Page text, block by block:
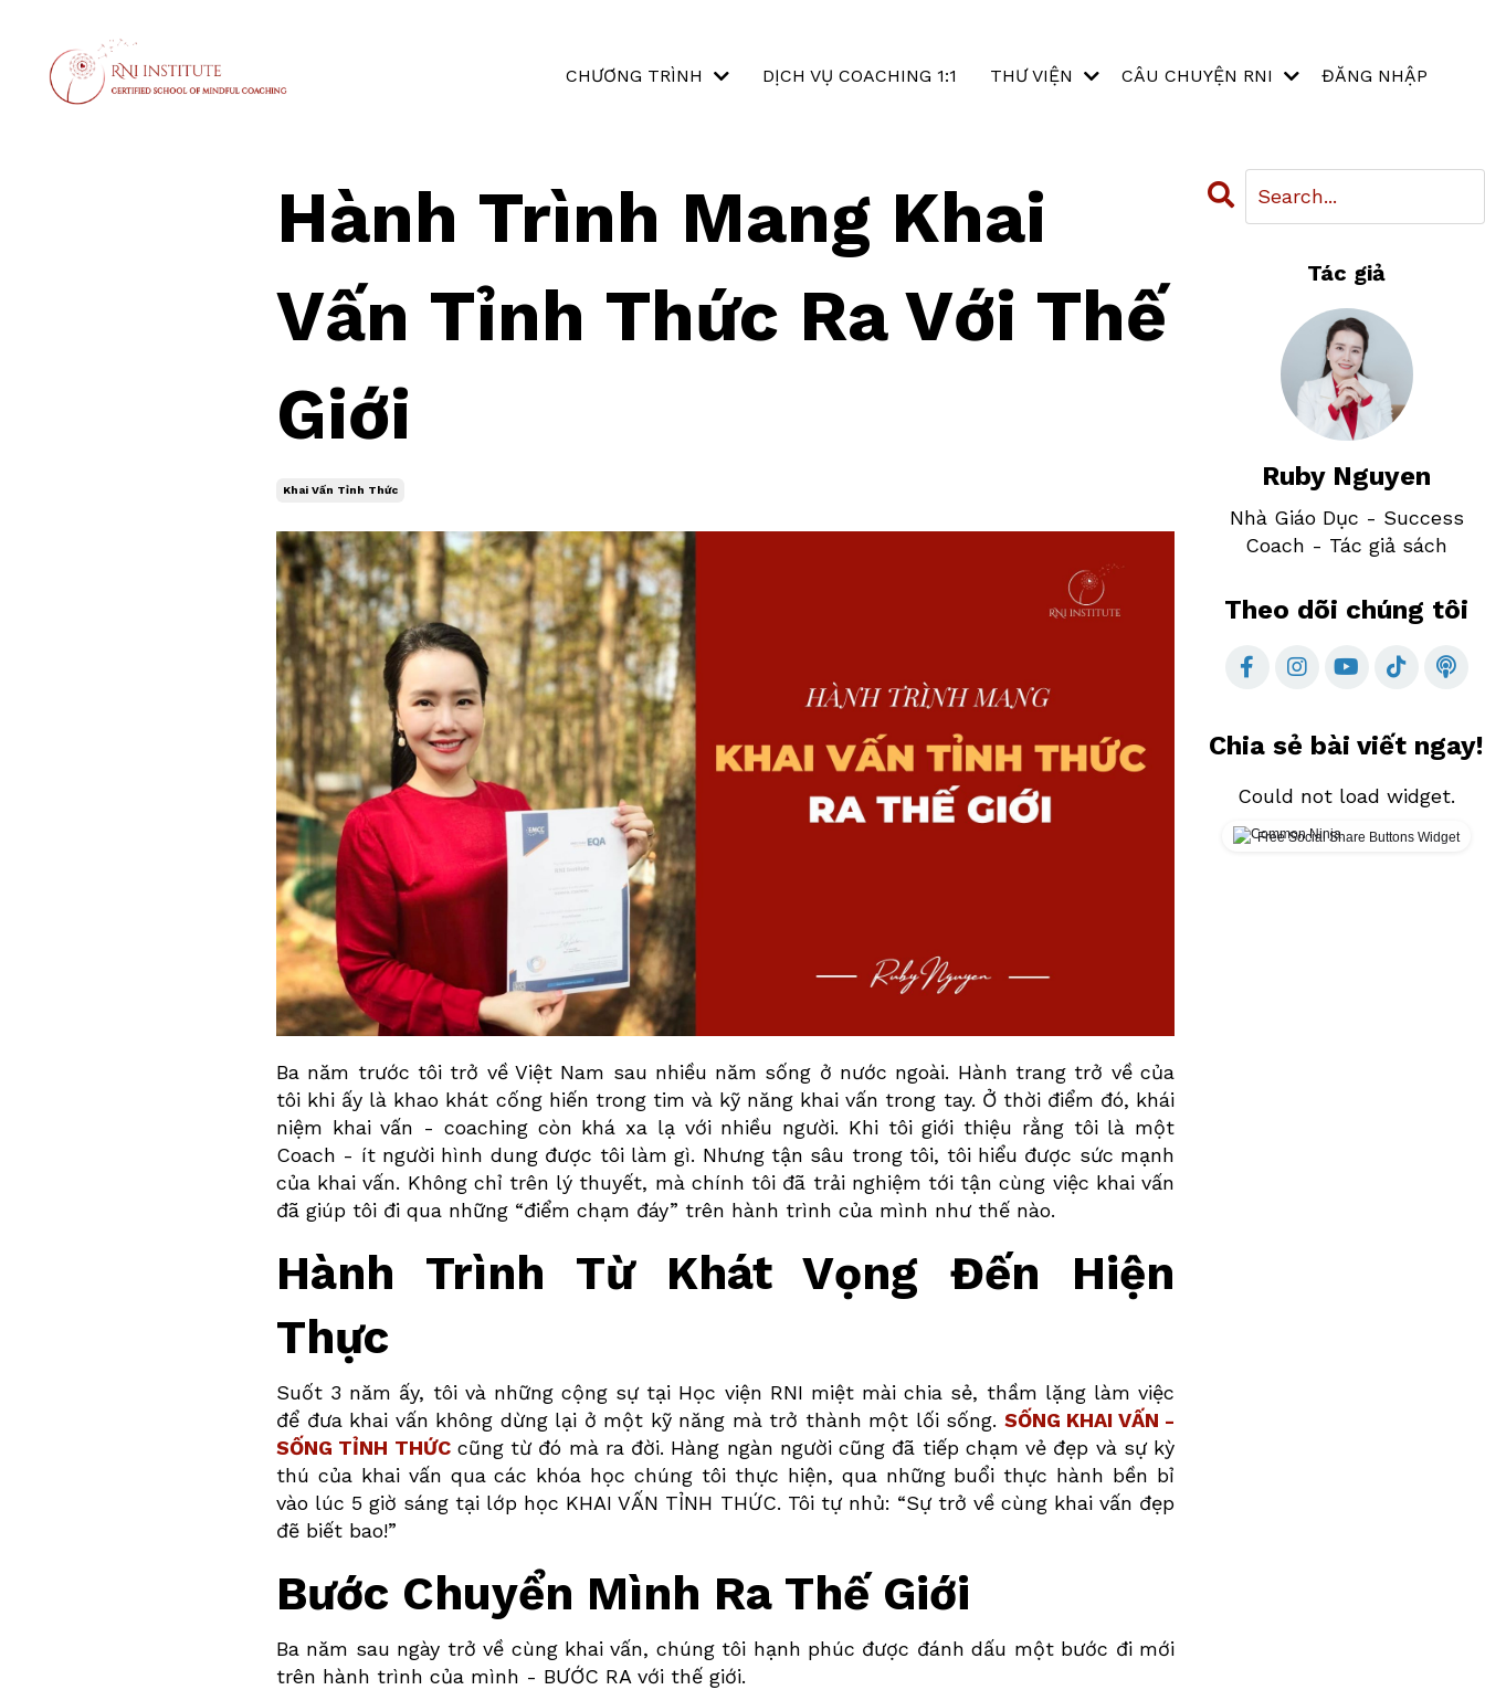
CHƯƠNG TRÌNH DỊCH VỤ COACHING 1:1 THƯ VIỆN CÂU CHUYỆN RNI ĐĂNG NHẬP
Hành Trình Mang Khai
Vấn Tỉnh Thức Ra Với Thế
Giới
Khai Vấn Tỉnh Thức
Ba năm trước tôi trở về Việt Nam sau nhiều năm sống ở nước ngoài. Hành trang trở về của
tôi khi ấy là khao khát cống hiến trong tim và kỹ năng khai vấn trong tay. Ở thời điểm đó, khái
niệm khai vấn - coaching còn khá xa lạ với nhiều người. Khi tôi giới thiệu rằng tôi là một
Coach - ít người hình dung được tôi làm gì. Nhưng tận sâu trong tôi, tôi hiểu được sức mạnh
của khai vấn. Không chỉ trên lý thuyết, mà chính tôi đã trải nghiệm tới tận cùng việc khai vấn
đã giúp tôi đi qua những “điểm chạm đáy” trên hành trình của mình như thế nào.
Hành Trình Từ Khát Vọng Đến Hiện
Thực
Suốt 3 năm ấy, tôi và những cộng sự tại Học viện RNI miệt mài chia sẻ, thầm lặng làm việc
để đưa khai vấn không dừng lại ở một kỹ năng mà trở thành một lối sống. SỐNG KHAI VẤN -
SỐNG TỈNH THỨCcũng từ đó mà ra đời. Hàng ngàn người cũng đã tiếp chạm vẻ đẹp và sự kỳ
thú của khai vấn qua các khóa học chúng tôi thực hiện, qua những buổi thực hành bền bỉ
vào lúc 5 giờ sáng tại lớp học KHAI VẤN TỈNH THỨC. Tôi tự nhủ: “Sự trở về cùng khai vấn đẹp
đẽ biết bao!”
Bước Chuyển Mình Ra Thế Giới
Ba năm sau ngày trở về cùng khai vấn, chúng tôi hạnh phúc được đánh dấu một bước đi mới
trên hành trình của mình - BƯỚC RA với thế giới.
Tác giả
Ruby Nguyen
Nhà Giáo Dục - Success
Coach - Tác giả sách
Theo dõi chúng tôi
Chia sẻ bài viết ngay!
Could not load widget.
Free Social Share Buttons Widget